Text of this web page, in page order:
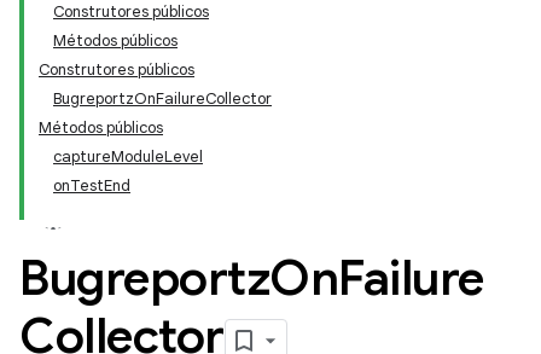
Construtores públicos
Métodos públicos
Construtores públicos
BugreportzOnFailureCollector
Métodos públicos
captureModuleLevel
onTestEnd
BugreportzOnFailure
Collector